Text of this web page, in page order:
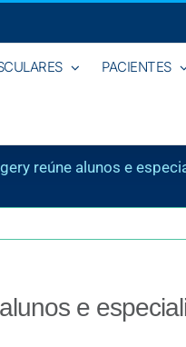
PACIENTES
reúne alunos e
e